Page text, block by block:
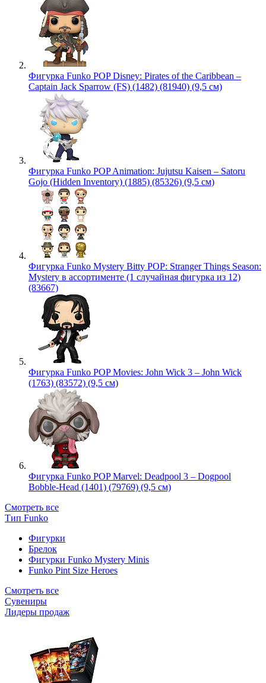
Фигурка Funko POP Disney: Pirates of the Caribbean –
Captain Jack Sparrow (FS) (1482) (81940) (9,5 см)
Фигурка Funko POP Animation: Jujutsu Kaisen – Satoru
Gojo (Hidden Inventory) (1885) (85326) (9,5 см)
Фигурка Funko Mystery Bitty POP: Stranger Things Season:
Mystery в ассортименте (1 случайная фигурка из 12)
(83667)
Фигурка Funko POP Movies: John Wick 3 – John Wick
(1763) (83572) (9,5 см)
Фигурка Funko POP Marvel: Deadpool 3 – Dogpool
Bobble-Head (1401) (79769) (9,5 см)
Смотреть все
Тип Funko
Фигурки
Брелок
Фигурки Funko Mystery Minis
Funko Pint Size Heroes
Смотреть все
Сувениры
Лидеры продаж